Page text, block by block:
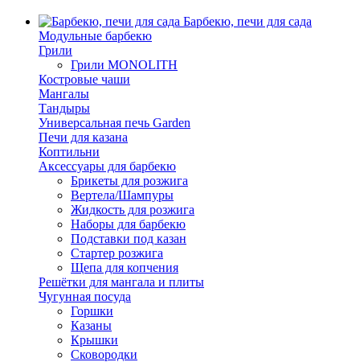
Барбекю, печи для сада
Модульные барбекю
Грили
Грили MONOLITH
Костровые чаши
Мангалы
Тандыры
Универсальная печь Garden
Печи для казана
Коптильни
Аксессуары для барбекю
Брикеты для розжига
Вертела/Шампуры
Жидкость для розжига
Наборы для барбекю
Подставки под казан
Стартер розжига
Щепа для копчения
Решётки для мангала и плиты
Чугунная посуда
Горшки
Казаны
Крышки
Сковородки